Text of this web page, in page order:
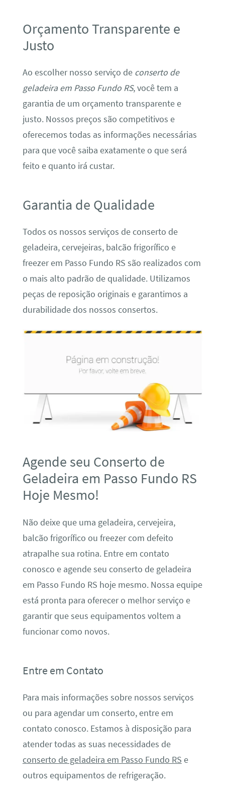
Orçamento Transparente e
Justo
Ao escolher nosso serviço de conserto de
geladeira em Passo Fundo RS, você tem a
garantia de um orçamento transparente e
justo. Nossos preços são competitivos e
oferecemos todas as informações necessárias
para que você saiba exatamente o que será
feito e quanto irá custar.
Garantia de Qualidade
Todos os nossos serviços de conserto de
geladeira, cervejeiras, balcão frigorífico e
freezer em Passo Fundo RS são realizados com
o mais alto padrão de qualidade. Utilizamos
peças de reposição originais e garantimos a
durabilidade dos nossos consertos.
Agende seu Conserto de
Geladeira em Passo Fundo RS
Hoje Mesmo!
Não deixe que uma geladeira, cervejeira,
balcão frigorífico ou freezer com defeito
atrapalhe sua rotina. Entre em contato
conosco e agende seu conserto de geladeira
em Passo Fundo RS hoje mesmo. Nossa equipe
está pronta para oferecer o melhor serviço e
garantir que seus equipamentos voltem a
funcionar como novos.
Entre em Contato
Para mais informações sobre nossos serviços
ou para agendar um conserto, entre em
contato conosco. Estamos à disposição para
atender todas as suas necessidades de
conserto de geladeira em Passo Fundo RS e
outros equipamentos de refrigeração.